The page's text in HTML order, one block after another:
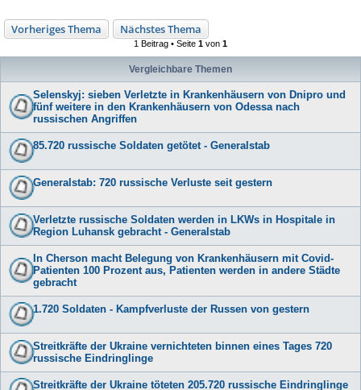
Vorheriges Thema Nächstes Thema
1 Beitrag • Seite 1 von 1
Vergleichbare Themen
Selenskyj: sieben Verletzte in Krankenhäusern von Dnipro und
fünf weitere in den Krankenhäusern von Odessa nach
russischen Angriffen
85.720 russische Soldaten getötet - Generalstab
Generalstab: 720 russische Verluste seit gestern
Verletzte russische Soldaten werden in LKWs in Hospitale in
Region Luhansk gebracht - Generalstab
In Cherson macht Belegung von Krankenhäusern mit Covid-
Patienten 100 Prozent aus, Patienten werden in andere Städte
gebracht
1.720 Soldaten - Kampfverluste der Russen von gestern
Streitkräfte der Ukraine vernichteten binnen eines Tages 720
russische Eindringlinge
Streitkräfte der Ukraine töteten 205.720 russische Eindringlinge